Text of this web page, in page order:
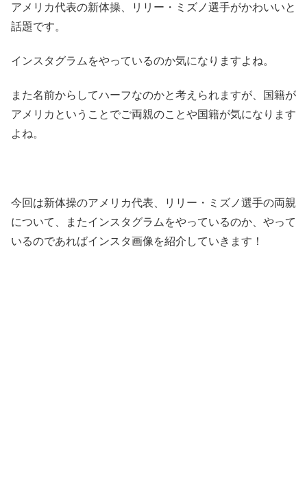
アメリカ代表の新体操、リリー・ミズノ選手がかわいいと
話題です。
インスタグラムをやっているのか気になりますよね。
また名前からしてハーフなのかと考えられますが、国籍が
アメリカということでご両親のことや国籍が気になります
よね。
今回は新体操のアメリカ代表、リリー・ミズノ選手の両親
について、またインスタグラムをやっているのか、やって
いるのであればインスタ画像を紹介していきます！